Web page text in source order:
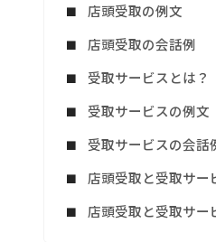
店頭受取の例文
店頭受取の会話例
受取サービスとは？
受取サービスの例文
受取サービスの会話
店頭受取と受取サー
店頭受取と受取サー